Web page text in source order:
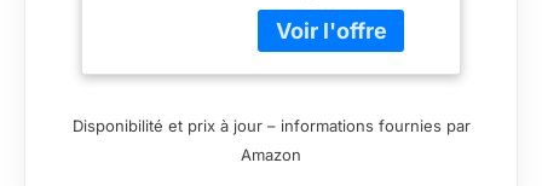
ventilation sous les
bras Encolure : non
Disponibilité et prix à jour – informations fournies par
Amazon